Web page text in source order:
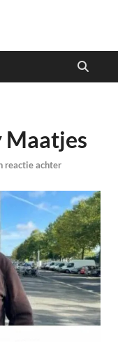
Maatjes
reactie achter